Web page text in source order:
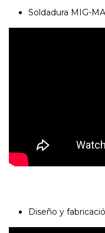
Soldadura MIG-
Diseño y